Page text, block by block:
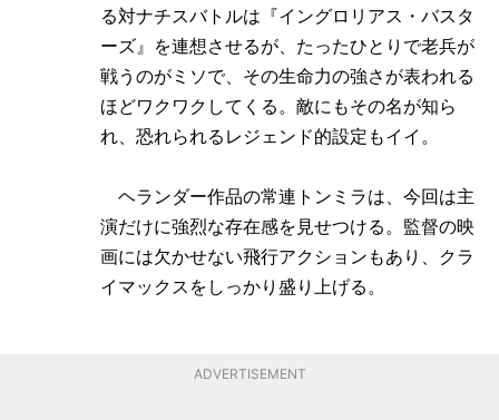
る対ナチスバトルは『イングロリアス・バスタ
ーズ』を連想させるが、たったひとりで老兵が
戦うのがミソで、その生命力の強さが表われる
ほどワクワクしてくる。敵にもその名が知ら
れ、恐れられるレジェンド的設定もイイ。
ヘランダー作品の常連トンミラは、今回は主
演だけに強烈な存在感を見せつける。監督の映
画には欠かせない飛行アクションもあり、クラ
イマックスをしっかり盛り上げる。
ADVERTISEMENT